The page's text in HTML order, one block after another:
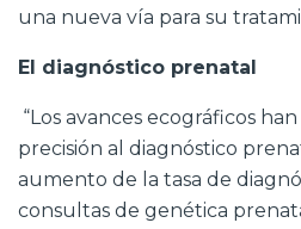
una nueva vía para su
El diagnóstico prenatal
“Los avances ecográficos
precisión al diagnóstico
aumento de la tasa de
consultas de genética